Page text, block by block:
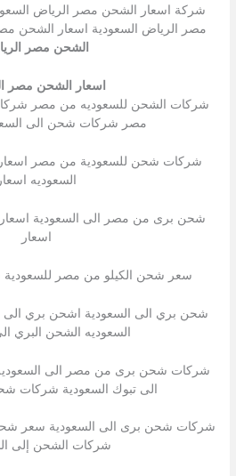
شركة اسعار الشحن مصر الرياض
مصر الرياض السعودية اسعار الشحن
الشحن مصر
اسعار الشحن مصر
شركات الشحن للسعوديه من مصر
مصر شركات شحن الى
شركات شحن للسعودية من مصر
السعوديه اسعار
شحن برى من مصر الى السعودية
اسعار
سعر شحن الكيلو من مصر
شحن بري الى السعودية اشحن بري الى
السعوديه الشحن البري
شركات شحن برى من مصر الى
الى تبوك السعودية شركات
شركات شحن برى الى السعودية سعر
شركات الشحن إلى